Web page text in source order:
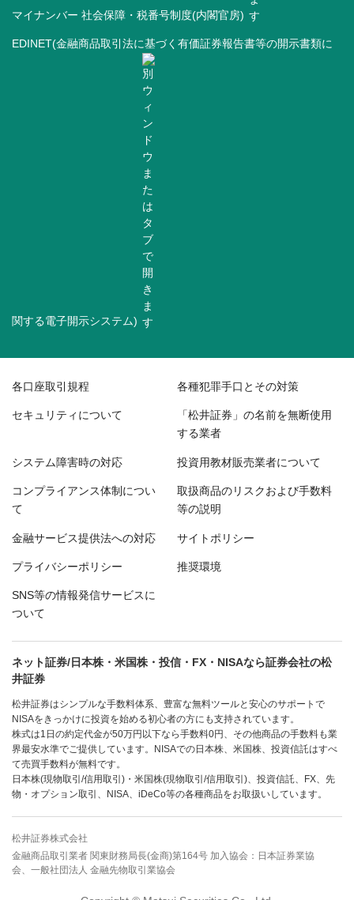
マイナンバー 社会保障・税番号制度(内閣官房)
EDINET(金融商品取引法に基づく有価証券報告書等の開示書類に
関する電子開示システム)
各口座取引規程 各種犯罪手口とその対策
セキュリティについて 「松井証券」の名前を無断使用
する業者
システム障害時の対応 投資用教材販売業者について
コンプライアンス体制につい
て
取扱商品のリスクおよび手数料
等の説明
金融サービス提供法への対応 サイトポリシー
プライバシーポリシー 推奨環境
SNS等の情報発信サービスに
ついて
ネット証券/日本株・米国株・投信・FX・NISAなら証券会社の松
井証券
松井証券はシンプルな手数料体系、豊富な無料ツールと安心のサポートで
NISAをきっかけに投資を始める初心者の方にも支持されています。
株式は1日の約定代金が50万円以下なら手数料0円、その他商品の手数料も業
界最安水準でご提供しています。NISAでの日本株、米国株、投資信託はすべ
て売買手数料が無料です。
日本株(現物取引/信用取引)・米国株(現物取引/信用取引)、投資信託、FX、先
物・オプション取引、NISA、iDeCo等の各種商品をお取扱いしています。
松井証券株式会社
金融商品取引業者 関東財務局長(金商)第164号 加入協会：日本証券業協
会、一般社団法人 金融先物取引業協会